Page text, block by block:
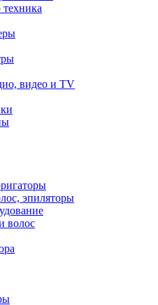
видео и TV
эпиляторы
волос